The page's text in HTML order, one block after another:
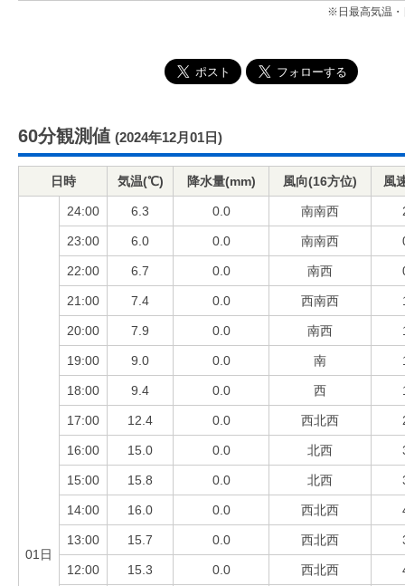
※日最高気温・
60分観測値 (2024年12月01日)
日時 気温(℃) 降水量(mm) 風向(16方位) 風
01日
24:00 6.3 0.0 南南西
23:00 6.0 0.0 南南西
22:00 6.7 0.0 南西
21:00 7.4 0.0 西南西
20:00 7.9 0.0 南西
19:00 9.0 0.0 南
18:00 9.4 0.0 西
17:00 12.4 0.0 西北西
16:00 15.0 0.0 北西
15:00 15.8 0.0 北西
14:00 16.0 0.0 西北西
13:00 15.7 0.0 西北西
12:00 15.3 0.0 西北西